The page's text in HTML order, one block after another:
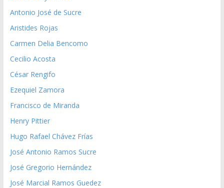
Antonio José de Sucre
Aristides Rojas
Carmen Delia Bencomo
Cecilio Acosta
César Rengifo
Ezequiel Zamora
Francisco de Miranda
Henry Pittier
Hugo Rafael Chávez Frías
José Antonio Ramos Sucre
José Gregorio Hernández
José Marcial Ramos Guedez